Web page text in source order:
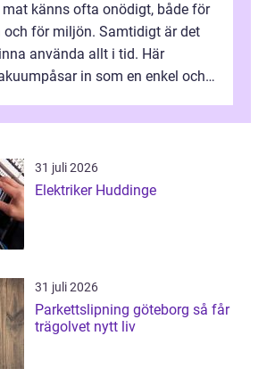
känns ofta onödigt, både för
och för miljön. Samtidigt är det
använda allt i tid. Här
in som en enkel och
31 juli 2026
Elektriker Huddinge
31 juli 2026
Parkettslipning göteborg så får
trägolvet nytt liv